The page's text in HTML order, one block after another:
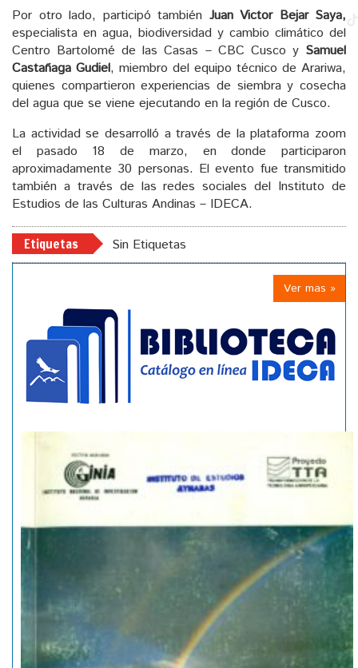
Por otro lado, participó también Juan Victor Bejar Saya,
especialista en agua, biodiversidad y cambio climático del
Centro Bartolomé de las Casas – CBC Cusco y Samuel
Castañaga Gudiel, miembro del equipo técnico de Arariwa,
quienes compartieron experiencias de siembra y cosecha
del agua que se viene ejecutando en la región de Cusco.
La actividad se desarrolló a través de la plataforma zoom
el pasado 18 de marzo, en donde participaron
aproximadamente 30 personas. El evento fue transmitido
también a través de las redes sociales del Instituto de
Estudios de las Culturas Andinas – IDECA.
Etiquetas Sin Etiquetas
Ver mas »